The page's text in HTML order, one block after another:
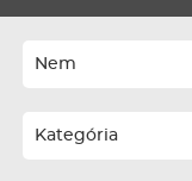
Alapértelmezett
Legújabbak
Nem
Kategória